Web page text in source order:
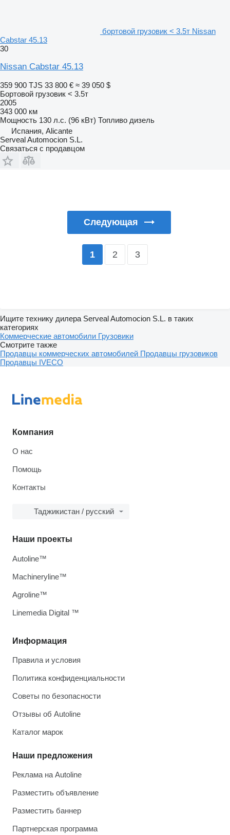
бортовой грузовик < 3.5т Nissan
Cabstar 45.13
30
Nissan Cabstar 45.13
359 900 TJS 33 800 € ≈ 39 050 $
Бортовой грузовик < 3.5т
2005
343 000 км
Мощность 130 л.с. (96 кВт) Топливо дизель
Испания, Alicante
Serveal Automocion S.L.
Связаться с продавцом
Следующая
1 2 3
Ищите технику дилера Serveal Automocion S.L. в таких
категориях
Коммерческие автомобили Грузовики
Смотрите также
Продавцы коммерческих автомобилей Продавцы грузовиков
Продавцы IVECO
Компания
О нас
Помощь
Контакты
Таджикистан / русский
Информация
Правила и условия
Политика конфиденциальности
Советы по безопасности
Отзывы об Autoline
Каталог марок
Наши предложения
Реклама на Autoline
Разместить объявление
Разместить баннер
Партнерская программа
Наши проекты
Autoline™
Machineryline™
Agroline™
Linemedia Digital ™